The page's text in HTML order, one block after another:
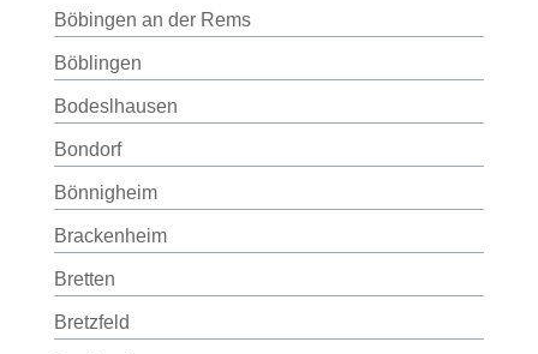
Böbingen an der Rems
Böblingen
Bodeslhausen
Bondorf
Bönnigheim
Brackenheim
Bretten
Bretzfeld